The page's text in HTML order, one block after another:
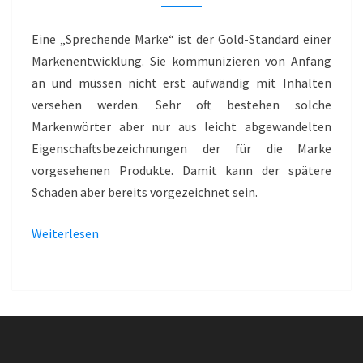
MIT
–
CYSTUS
Eine „Sprechende Marke“ ist der Gold-Standard einer
Markenentwicklung. Sie kommunizieren von Anfang
an und müssen nicht erst aufwändig mit Inhalten
versehen werden. Sehr oft bestehen solche
Markenwörter aber nur aus leicht abgewandelten
Eigenschaftsbezeichnungen der für die Marke
vorgesehenen Produkte. Damit kann der spätere
Schaden aber bereits vorgezeichnet sein.
Weiterlesen